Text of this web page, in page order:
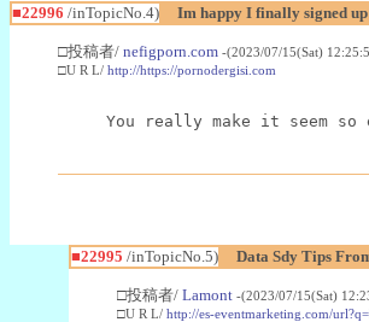
■22996 /inTopicNo.4) Im happy I finally signed up
□投稿者/ nefigporn.com -(2023/07/15(Sat)
□U R L/ http://https://pornodergisi.com
You really make it seem
■22995 /inTopicNo.5) Data Sdy Tips
□投稿者/ Lamont -(2023/07/15(Sat)
□U R L/ http://es-eventmarketing.com/